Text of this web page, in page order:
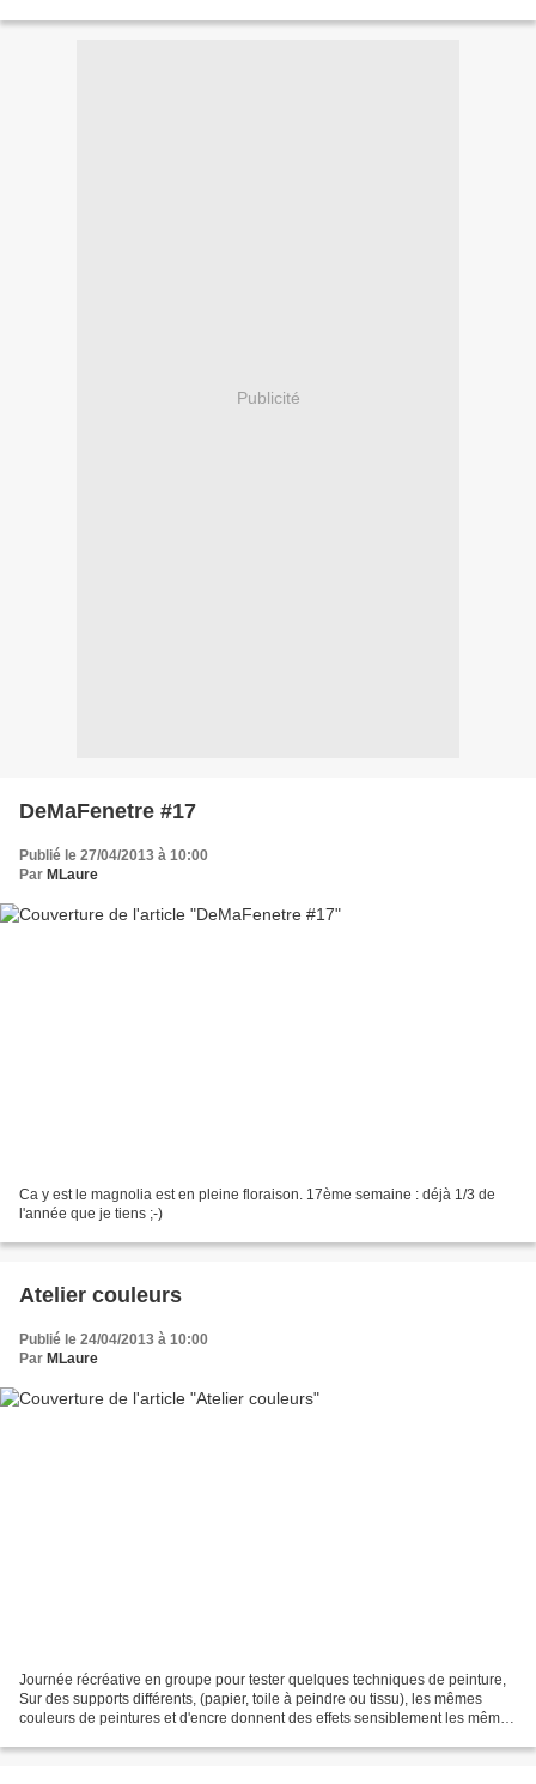
Publicité
DeMaFenetre #17
Publié le 27/04/2013 à 10:00
Par MLaure
Ca y est le magnolia est en pleine floraison. 17ème semaine : déjà 1/3 de
l'année que je tiens ;-)
Atelier couleurs
Publié le 24/04/2013 à 10:00
Par MLaure
Journée récréative en groupe pour tester quelques techniques de peinture,
Sur des supports différents, (papier, toile à peindre ou tissu), les mêmes
couleurs de peintures et d'encre donnent des effets sensiblement les mêmes